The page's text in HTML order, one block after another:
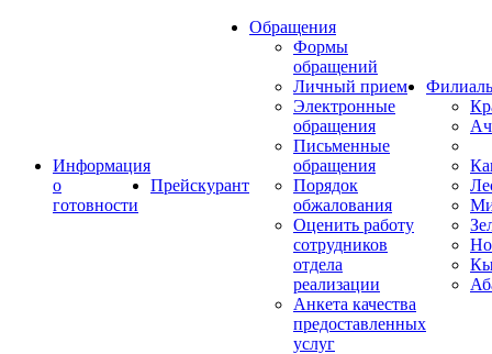
Информация
о
готовности
Прейскурант
Обращения
Формы
обращений
Личный прием
Электронные
обращения
Письменные
обращения
Порядок
обжалования
Оценить работу
сотрудников
отдела
реализации
Анкета качества
предоставленных
услуг